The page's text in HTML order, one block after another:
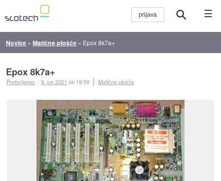
☰
Novice »Matične plošče » Epox 8k7a+
Epox 8k7a+
Pretorijanec ::9. jun 2001 ob 19:59 Matične plošče